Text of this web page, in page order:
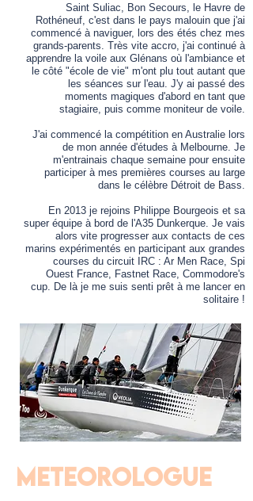
Saint Suliac, Bon Secours, le Havre de
Rothéneuf, c'est dans le pays malouin que j'ai
commencé à naviguer, lors des étés chez mes
grands-parents. Très vite accro, j'ai continué à
apprendre la voile aux Glénans où l'ambiance et
le côté "école de vie" m'ont plu tout autant que
les séances sur l'eau. J'y ai passé des
moments magiques d'abord en tant que
stagiaire, puis comme moniteur de voile.
J'ai commencé la compétition en Australie lors
de mon année d'études à Melbourne. Je
m'entrainais chaque semaine pour ensuite
participer à mes premières courses au large
dans le célèbre Détroit de Bass.
En 2013 je rejoins Philippe Bourgeois et sa
super équipe à bord de l'A35 Dunkerque. Je vais
alors vite progresser aux contacts de ces
marins expérimentés en participant aux grandes
courses du circuit IRC : Ar Men Race, Spi
Ouest France, Fastnet Race, Commodore's
cup. De là je me suis senti prêt à me lancer en
solitaire !
METEOROLOGUE